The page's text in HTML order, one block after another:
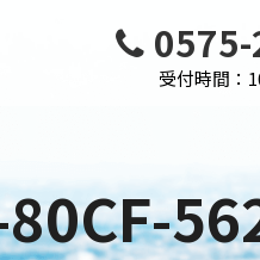
受付時間：